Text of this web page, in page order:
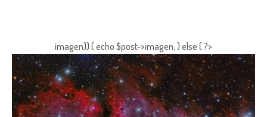
imagen)) { echo $post->imagen; } else { ?>